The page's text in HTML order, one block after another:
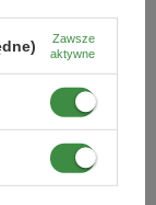
Zawsze
aktywne